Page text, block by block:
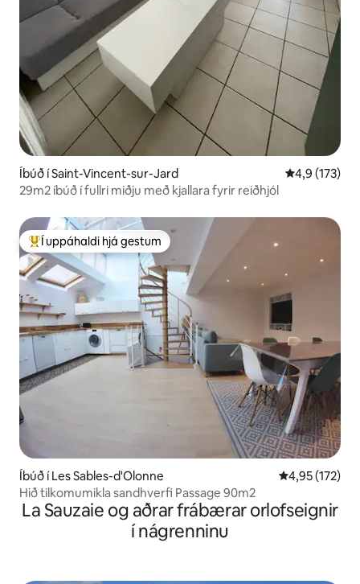
Íbúð í Saint-Vincent-sur-Jard 4,9 af 5 í
4,9 (173)
29m2 íbúð í fullri miðju með kjallara fyrir reiðhjól
Í mestu uppáhaldi hjá gestum
Í uppáhaldi hjá gestum
Íbúð í Les Sables-d'Olonne 4,95 af 5 í
4,95 (172)
Hið tilkomumikla sandhverfi Passage 90m2
La Sauzaie og aðrar frábærar orlofseignir
í nágrenninu